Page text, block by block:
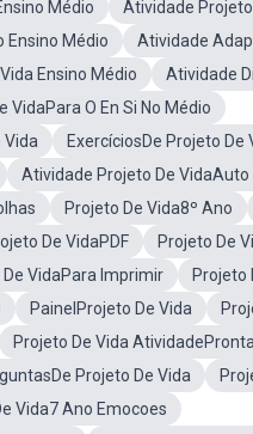
Médio
Atividade
Ensino Médio
Atividade
Ensino Médio
Atividade
VidaPara O En Si No Médio
Vida
ExercíciosDe Projeto De
Atividade Projeto De
Projeto De Vida8º Ano
De VidaPDF
Projeto De
VidaPara Imprimir
Projeto
PainelProjeto De Vida
Projeto De Vida AtividadePronta
Projeto De Vida
Vida7 Ano Emocoes